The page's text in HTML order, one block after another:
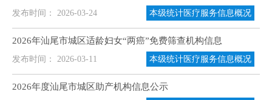
发布时间： 2026-03-24 本级统计医疗服务信息概况
2026年汕尾市城区适龄妇女“两癌”免费筛查机构信息
发布时间： 2026-03-11 本级统计医疗服务信息概况
2026年度汕尾市城区助产机构信息公示